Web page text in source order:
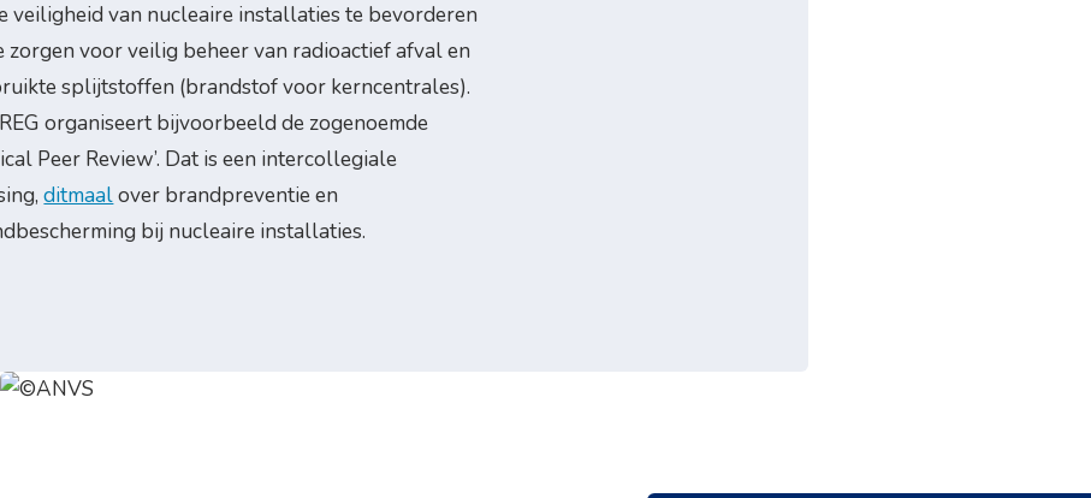
veiligheid van nucleaire installaties te bevorderen
zorgen voor veilig beheer van radioactief afval en
splijtstoffen (brandstof voor kerncentrales).
organiseert bijvoorbeeld de zogenoemde
Peer Review’. Dat is een intercollegiale
ditmaalover brandpreventie en
bij nucleaire installaties.